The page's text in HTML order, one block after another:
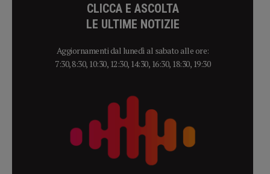
CLICCA E ASCOLTA
LE ULTIME NOTIZIE
Aggiornamenti dal lunedì al sabato alle ore:
7:30, 8:30, 10:30, 12:30, 14:30, 16:30, 18:30, 19:30